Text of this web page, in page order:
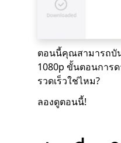
ตอนนี้คุณสามารถบั
1080p ขั้นตอนการ
รวดเร็วใช่ไหม?
ลองดูตอนนี้!